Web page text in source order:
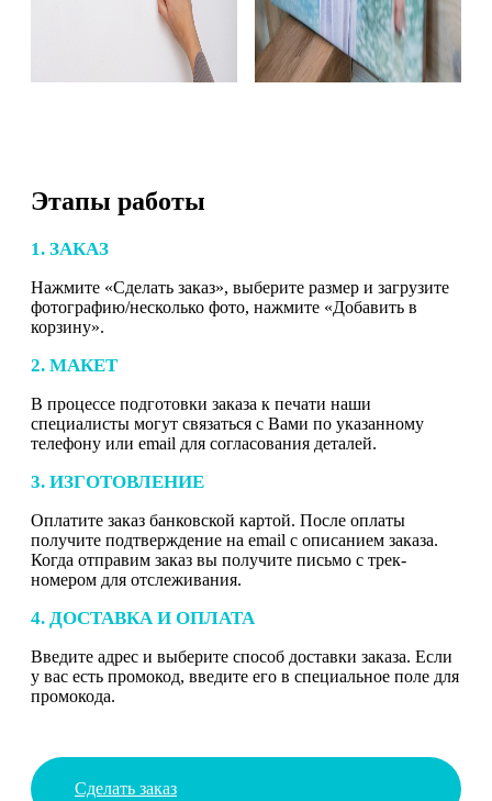
Этапы работы
1. ЗАКАЗ
Нажмите «Сделать заказ», выберите размер и загрузите
фотографию/несколько фото, нажмите «Добавить в
корзину».
2. МАКЕТ
В процессе подготовки заказа к печати наши
специалисты могут связаться с Вами по указанному
телефону или email для согласования деталей.
3. ИЗГОТОВЛЕНИЕ
Оплатите заказ банковской картой. После оплаты
получите подтверждение на email с описанием заказа.
Когда отправим заказ вы получите письмо с трек-
номером для отслеживания.
4. ДОСТАВКА И ОПЛАТА
Введите адрес и выберите способ доставки заказа. Если
у вас есть промокод, введите его в специальное поле для
промокода.
Сделать заказ